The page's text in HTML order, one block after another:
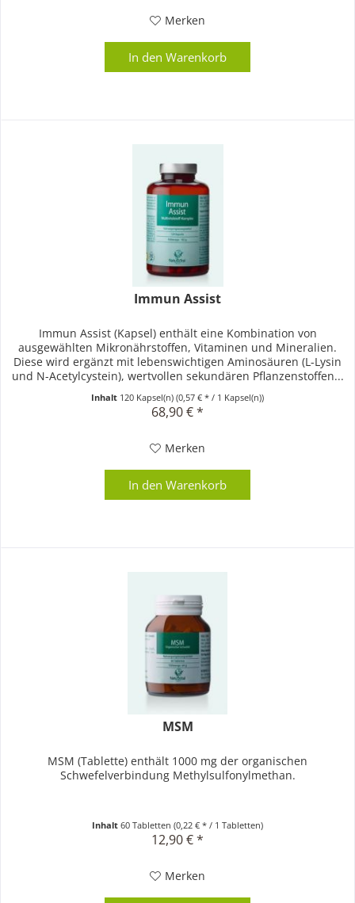
Merken
In den Warenkorb
Immun Assist
Immun Assist (Kapsel) enthält eine Kombination von
ausgewählten Mikronährstoffen, Vitaminen und Mineralien.
Diese wird ergänzt mit lebenswichtigen Aminosäuren (L-Lysin
und N-Acetylcystein), wertvollen sekundären Pflanzenstoffen...
Inhalt 120 Kapsel(n)(0,57 € * / 1 Kapsel(n))
68,90 € *
Merken
In den Warenkorb
MSM
MSM (Tablette) enthält 1000 mg der organischen
Schwefelverbindung Methylsulfonylmethan.
Inhalt60 Tabletten(0,22 € * / 1 Tabletten)
12,90 € *
Merken